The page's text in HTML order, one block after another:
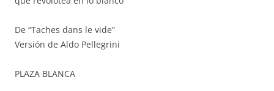
De “Taches dans le vide”
Versión de Aldo Pellegrini
PLAZA BLANCA